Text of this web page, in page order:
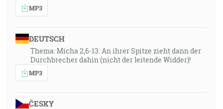
MP3
DEUTSCH
Thema: Micha 2,6-13: An ihrer Spitze zieht dann der
Durchbrecher dahin (nicht der leitende Widder)!
MP3
ČESKY